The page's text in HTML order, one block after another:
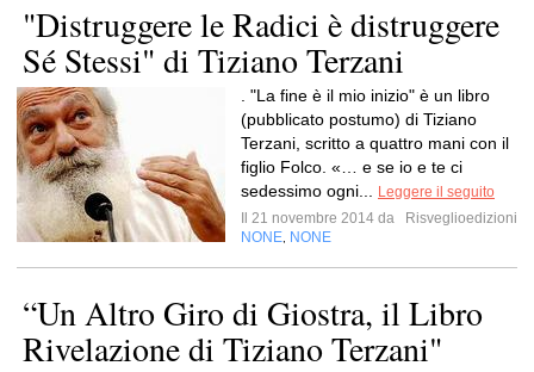
"Distruggere le Radici è distruggere
Sé Stessi" di Tiziano Terzani
. "La fine è il mio inizio" è un libro
(pubblicato postumo) di Tiziano
Terzani, scritto a quattro mani con il
figlio Folco. «… e se io e te ci
sedessimo ogni...
Leggere il seguito
Il 21 novembre 2014 da
Risveglioedizioni
NONE NONE
“Un Altro Giro di Giostra, il Libro
Rivelazione di Tiziano Terzani"